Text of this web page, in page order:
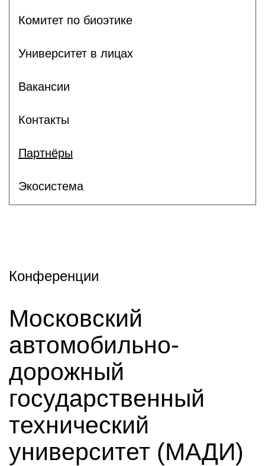
Комитет по биоэтике
Университет в лицах
Вакансии
Контакты
Партнёры
Экосистема
Конференции
Московский
автомобильно-
дорожный
государственный
технический
университет (МАДИ)